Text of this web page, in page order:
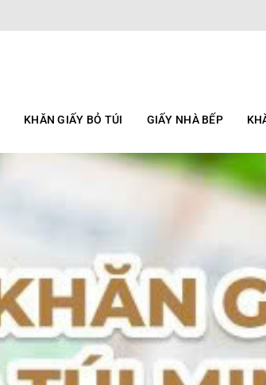
KHĂN GIẤY BỎ TÚI GIẤY NHÀ BẾP